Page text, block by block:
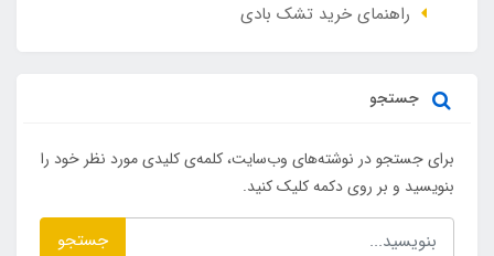
راهنمای خرید تشک بادی
جستجو
برای جستجو در نوشته‌های وب‌سایت، کلمه‌ی کلیدی مورد نظر خود را
بنویسید و بر روی دکمه کلیک کنید.
جستجو